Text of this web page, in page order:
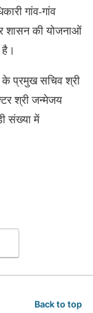
गांव-गांव
शासन की योजनाओं
के प्रमुख सचिव श्री
श्री जन्मेजय
संख्या में
Back to top